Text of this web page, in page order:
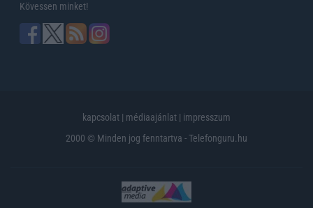
Kövessen minket!
kapcsolat | médiaajánlat | impresszum
2000 © Minden jog fenntartva - Telefonguru.hu